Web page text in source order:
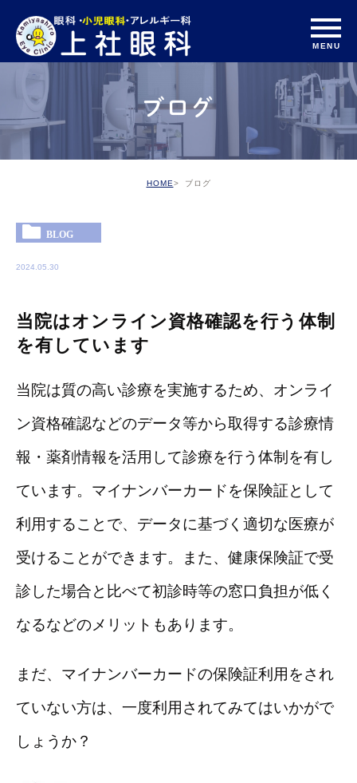
ブログ
HOME ブログ
BLOG
2024.05.30
当院はオンライン資格確認を行う体制
を有しています
当院は質の高い診療を実施するため、オンライ
ン資格確認などのデータ等から取得する診療情
報・薬剤情報を活用して診療を行う体制を有し
ています。マイナンバーカードを保険証として
利用することで、データに基づく適切な医療が
受けることができます。また、健康保険証で受
診した場合と比べて初診時等の窓口負担が低く
なるなどのメリットもあります。
まだ、マイナンバーカードの保険証利用をされ
ていない方は、一度利用されてみてはいかがで
しょうか？